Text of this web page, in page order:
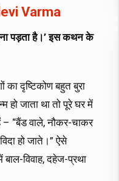
Varma
पड़ता है।’ इस कथन के
दृष्टिकोण बहुत बुरा
हो जाता था तो पूरे घर में
– “बैंड वाले, नौकर-चाकर
हो जाते।” ऐसे
विवाह, दहेज-प्रथा